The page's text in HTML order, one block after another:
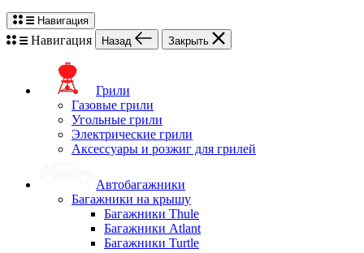
Навигация
Навигация Назад Закрыть
Грили
Газовые грили
Угольные грили
Электрические грили
Аксессуары и розжиг для грилей
Автобагажники
Багажники на крышу
Багажники Thule
Багажники Atlant
Багажники Turtle